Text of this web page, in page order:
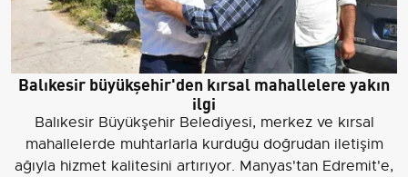
Balıkesir büyükşehir'den kırsal mahallelere yakın
ilgi
Balıkesir Büyükşehir Belediyesi, merkez ve kırsal
mahallelerde muhtarlarla kurduğu doğrudan iletişim
ağıyla hizmet kalitesini artırıyor. Manyas'tan Edremit'e,